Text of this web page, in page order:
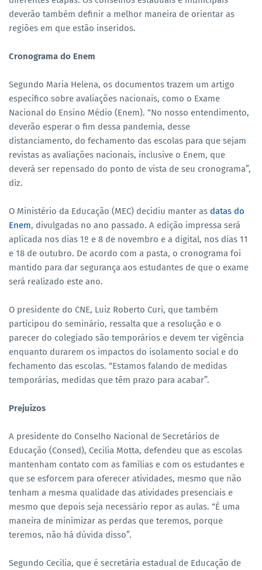
deverão também definir a melhor maneira de orientar as
regiões em que estão inseridos.
Cronograma do Enem
Segundo Maria Helena, os documentos trazem um artigo
específico sobre avaliações nacionais, como o Exame
Nacional do Ensino Médio (Enem). “No nosso entendimento,
deverão esperar o fim dessa pandemia, desse
distanciamento, do fechamento das escolas para que sejam
revistas as avaliações nacionais, inclusive o Enem, que
deverá ser repensado do ponto de vista de seu cronograma”,
diz.
O Ministério da Educação (MEC) decidiu manter as datas do
Enem, divulgadas no ano passado. A edição impressa será
aplicada nos dias 1º e 8 de novembro e a digital, nos dias 11
e 18 de outubro. De acordo com a pasta, o cronograma foi
mantido para dar segurança aos estudantes de que o exame
será realizado este ano.
O presidente do CNE, Luiz Roberto Curi, que também
participou do seminário, ressalta que a resolução e o
parecer do colegiado são temporários e devem ter vigência
enquanto durarem os impactos do isolamento social e do
fechamento das escolas. “Estamos falando de medidas
temporárias, medidas que têm prazo para acabar”.
Prejuízos
A presidente do Conselho Nacional de Secretários de
Educação (Consed), Cecilia Motta, defendeu que as escolas
mantenham contato com as famílias e com os estudantes e
que se esforcem para oferecer atividades, mesmo que não
tenham a mesma qualidade das atividades presenciais e
mesmo que depois seja necessário repor as aulas. “É uma
maneira de minimizar as perdas que teremos, porque
teremos, não há dúvida disso”.
Segundo Cecilia, que é secretária estadual de Educação de